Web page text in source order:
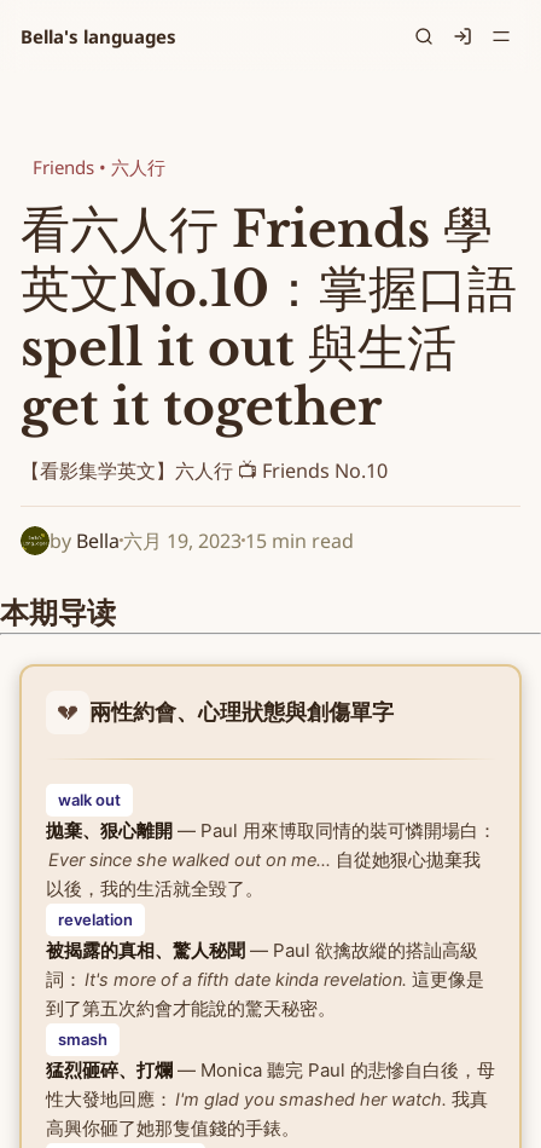
Bella's languages
Friends • 六人行
看六人行 Friends 學
英文No.10：掌握口語
spell it out 與生活
get it together
【看影集学英文】六人行 📺 Friends No.10
by Bella六月 19, 202315 min read
本期导读
💔 兩性約會、心理狀態與創傷單字
walk out
拋棄、狠心離開— Paul 用來博取同情的裝可憐開場白：
Ever since she walked out on me... 自從她狠心拋棄我
以後，我的生活就全毀了。
revelation
被揭露的真相、驚人秘聞— Paul 欲擒故縱的搭訕高級
詞： It's more of a fifth date kinda revelation. 這更像是
到了第五次約會才能說的驚天秘密。
smash
猛烈砸碎、打爛— Monica 聽完 Paul 的悲慘自白後，母
性大發地回應： I'm glad you smashed her watch. 我真
高興你砸了她那隻值錢的手錶。